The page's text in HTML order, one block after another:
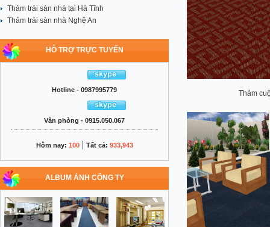
Thảm trải sàn nhà tại Hà Tĩnh
Thảm trải sàn nhà Nghệ An
HỖ TRỢ TRỰC TUYẾN
Hotline - 0987995779
Văn phòng - 0915.050.067
Hôm nay: 100| Tất cả: 933,943
ALBUM ẢNH CÔNG TY
Thảm